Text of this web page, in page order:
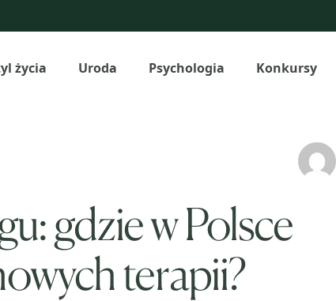
życia Uroda Psychologia Konkursy
gdzie w Polsce
terapii?